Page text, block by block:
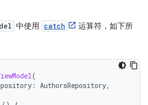
中使用 catch
运算符，如下所
(
: AuthorsRepository,